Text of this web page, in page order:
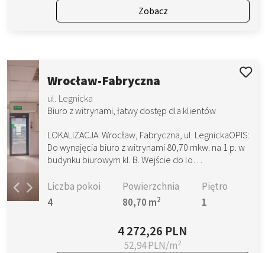
Zobacz
Wrocław-Fabryczna
ul. Legnicka
Biuro z witrynami, łatwy dostęp dla klientów
LOKALIZACJA: Wrocław, Fabryczna, ul. LegnickaOPIS:
Do wynajęcia biuro z witrynami 80,70 mkw. na 1 p. w
budynku biurowym kl. B. Wejście do lo…
Liczba pokoi
4
Powierzchnia
80,70 m2
Piętro
1
4 272,26 PLN
52,94 PLN/m2